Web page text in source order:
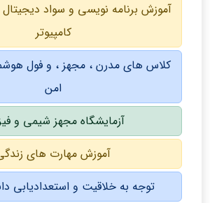
آموزش برنامه نویسی و سواد دیجیتال
کامپیوتر
کلاس های مدرن ، مجهز ، و فول
امن
آزمایشگاه مجهز شیمی و
آموزش مهارت های
توجه به خلاقیت و استعدادیابی